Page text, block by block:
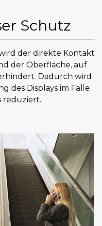
Schutz
der direkte Kontakt
der Oberfläche, auf
Dadurch wird
des Displays im Falle
reduziert.